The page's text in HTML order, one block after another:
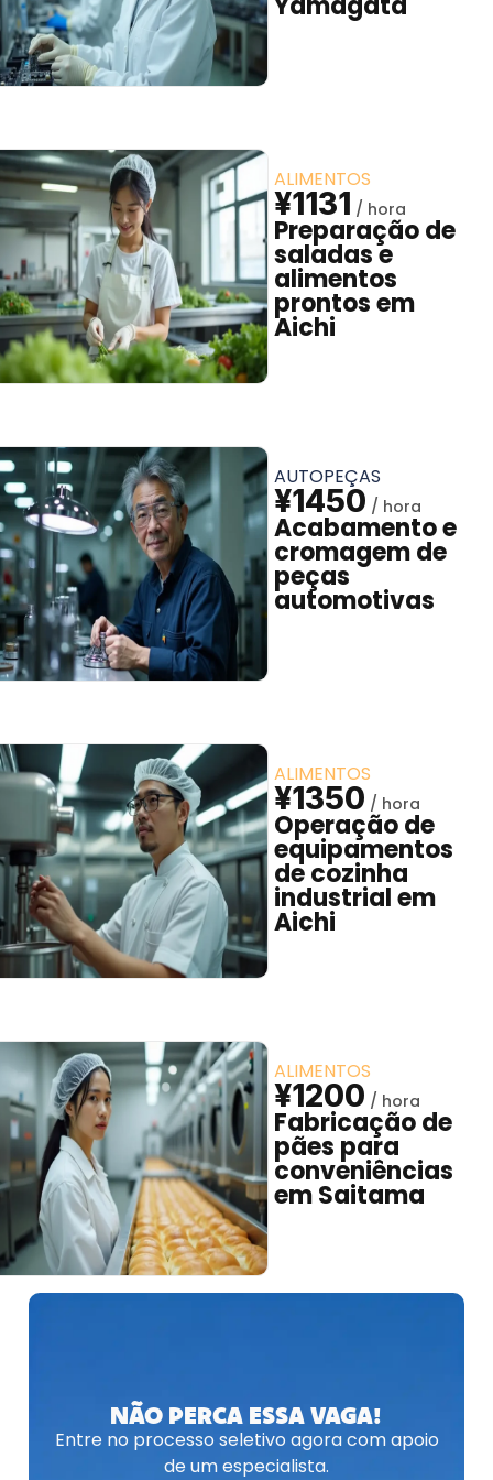
ALIMENTOS
¥1131
Preparação de
saladas e
alimentos
prontos em
Aichi
AUTOPEÇAS
¥1450
Acabamento e
cromagem de
peças
automotivas
ALIMENTOS
¥1350
Operação de
equipamentos
de cozinha
industrial em
Aichi
ALIMENTOS
¥1200
Fabricação de
pães para
conveniências
em Saitama
NÃO PERCA ESSA VAGA!
Entre no processo seletivo agora com apoio
de um especialista.